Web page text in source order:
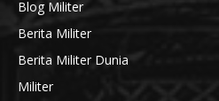
Blog Militer
Berita Militer
Berita Militer Dunia
Militer